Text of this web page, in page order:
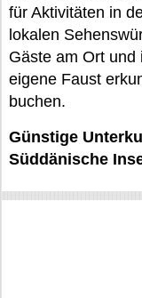
für Aktivitäten in
lokalen
Gäste am Ort
eigene Faust
buchen.
Günstige
Süddänische